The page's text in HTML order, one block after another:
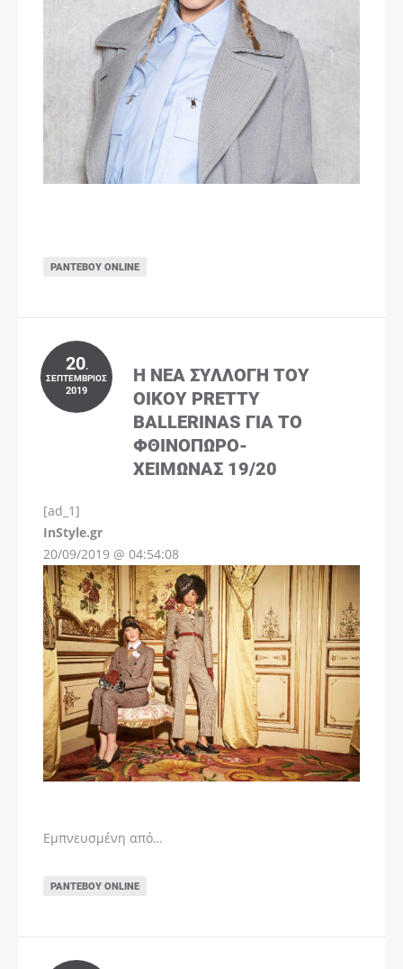
ΡΑΝΤΕΒΟΎ ONLINE
20.
ΣΕΠΤΈΜΒΡΙΟΣ
2019
Η ΝΈΑ ΣΥΛΛΟΓΉ ΤΟΥ
ΟΊΚΟΥ PRETTY
BALLERINAS ΓΙΑ ΤΟ
ΦΘΙΝΌΠΩΡΟ-
ΧΕΙΜΏΝΑΣ 19/20
[ad_1]
InStyle.gr
20/09/2019 @ 04:54:08
Εμπνευσμένη από…
ΡΑΝΤΕΒΟΎ ONLINE